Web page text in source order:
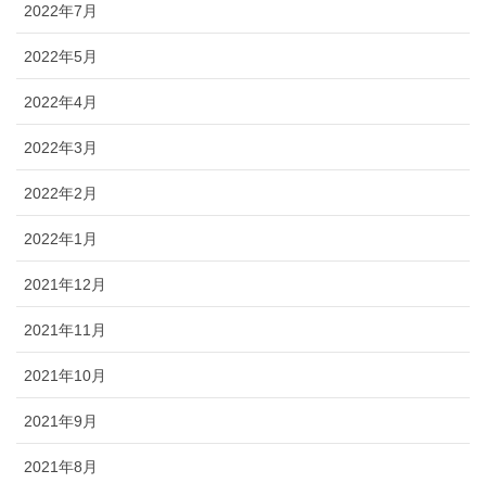
2022年7月
2022年5月
2022年4月
2022年3月
2022年2月
2022年1月
2021年12月
2021年11月
2021年10月
2021年9月
2021年8月